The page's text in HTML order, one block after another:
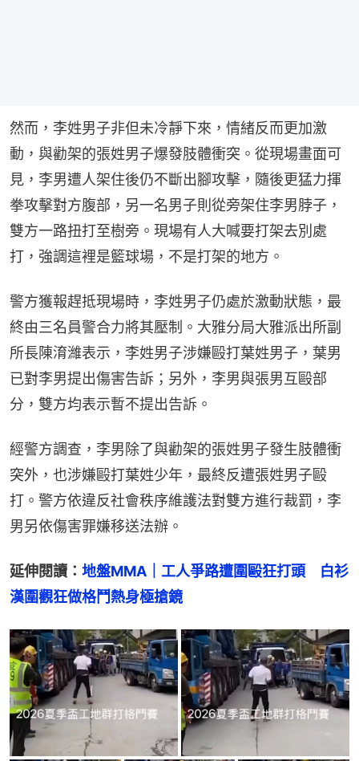
然而，李姓男子非但未冷靜下來，情緒反而更加激
動，與勸架的張姓男子爆發肢體衝突。從現場畫面可
見，李男遭人架住後仍不斷出腳攻擊，隨後更猛力揮
拳攻擊對方腹部，另一名男子則從旁架住李男脖子，
雙方一路扭打至樹旁。現場有人大喊要打架去別處
打，強調這裡是籃球場，不是打架的地方。
警方獲報趕抵現場時，李姓男子仍處於激動狀態，最
終由三名員警合力將其壓制。大雅分局大雅派出所副
所長陳淯濰表示，李姓男子涉嫌毆打葉姓男子，葉男
已對李男提出傷害告訴；另外，李男與張男互毆部
分，雙方均表示暫不提出告訴。
經警方調查，李男除了與勸架的張姓男子發生肢體衝
突外，也涉嫌毆打葉姓少年，最終反遭張姓男子毆
打。警方依違反社會秩序維護法對雙方進行裁罰，李
男另依傷害罪嫌移送法辦。
延伸閱讀： 地盤MMA｜工人爭路遭圍毆狂打頭　白衫
漢圍觀狂做格鬥熱身極搶鏡